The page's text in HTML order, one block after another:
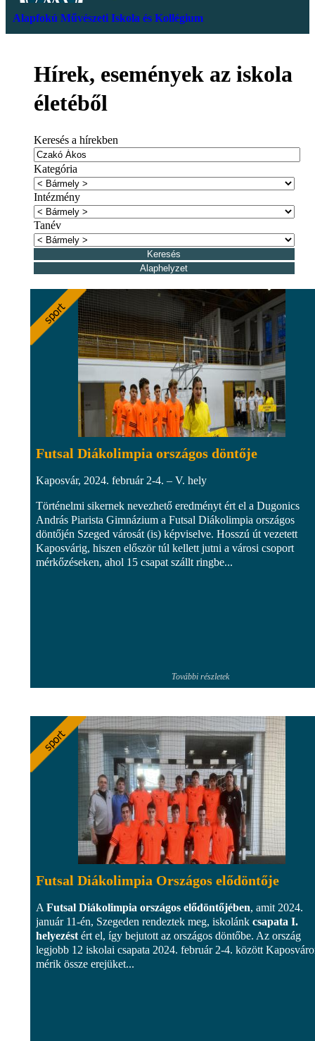
Alapfokú Művészeti Iskola és Kollégium
Hírek, események az iskola
életéből
Keresés a hírekben
Kategória
Intézmény
Tanév
Futsal Diákolimpia országos döntője
Kaposvár, 2024. február 2-4. – V. hely
Történelmi sikernek nevezhető eredményt ért el a Dugonics
András Piarista Gimnázium a Futsal Diákolimpia országos
döntőjén Szeged városát (is) képviselve. Hosszú út vezetett
Kaposvárig, hiszen először túl kellett jutni a városi csoport
mérkőzéseken, ahol 15 csapat szállt ringbe...
További részletek
Futsal Diákolimpia Országos elődöntője
A Futsal Diákolimpia országos elődöntőjében, amit 2024.
január 11-én, Szegeden rendeztek meg, iskolánk csapata I.
helyezést ért el, így bejutott az országos döntőbe. Az ország
legjobb 12 iskolai csapata 2024. február 2-4. között
mérik össze erejüket...